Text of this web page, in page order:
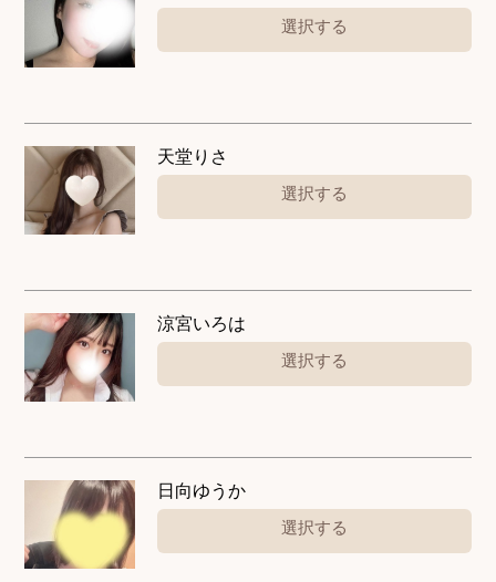
選択する
天堂りさ
選択する
涼宮いろは
選択する
日向ゆうか
選択する